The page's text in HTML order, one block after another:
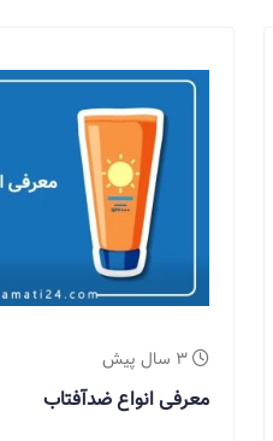
3 سال پیش
معرفی انواع ضدآفتاب